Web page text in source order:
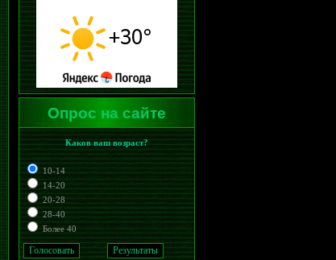
Опрос на сайте
Каков ваш возраст?
10-14
14-20
20-28
28-40
Более 40